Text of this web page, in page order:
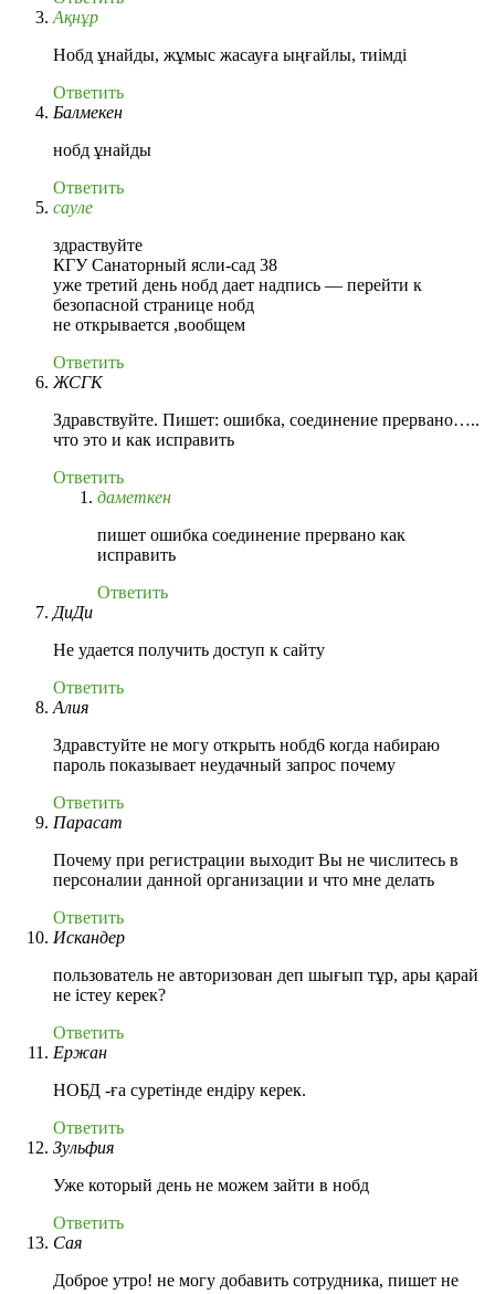
Ақнұр
Нобд ұнайды, жұмыс жасауға ыңғайлы, тиімді
Ответить
Балмекен
нобд ұнайды
Ответить
сауле
здраствуйте
КГУ Санаторный ясли-сад 38
уже третий день нобд дает надпись — перейти к
безопасной странице нобд
не открывается ,вообщем
Ответить
ЖСГК
Здравствуйте. Пишет: ошибка, соединение прервано…..
что это и как исправить
Ответить
даметкен
пишет ошибка соединение прервано как
исправить
Ответить
ДиДи
Не удается получить доступ к сайту
Ответить
Алия
Здравстуйте не могу открыть нобд6 когда набираю
пароль показывает неудачный запрос почему
Ответить
Парасат
Почему при регистрации выходит Вы не числитесь в
персоналии данной организации и что мне делать
Ответить
Искандер
пользователь не авторизован деп шығып тұр, ары қарай
не істеу керек?
Ответить
Ержан
НОБД -ға суретінде ендіру керек.
Ответить
Зульфия
Уже который день не можем зайти в нобд
Ответить
Сая
Доброе утро! не могу добавить сотрудника, пишет не